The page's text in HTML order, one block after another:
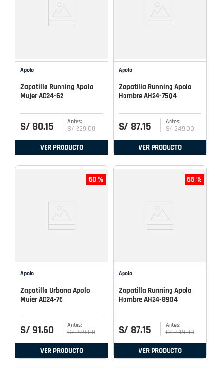
Apolo
Zapatilla Running Apolo
Mujer AD24-62
S/ 80.15 S/ 229.00
VER PRODUCTO
Apolo
Zapatilla Running Apolo
Hombre AH24-75Q4
S/ 87.15 S/ 249.00
VER PRODUCTO
60 %
Apolo
Zapatilla Urbana Apolo
Mujer AD24-76
S/ 91.60 S/ 229.00
VER PRODUCTO
65 %
Apolo
Zapatilla Running Apolo
Hombre AH24-89Q4
S/ 87.15 S/ 249.00
VER PRODUCTO